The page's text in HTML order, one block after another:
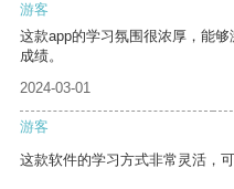
游客
这款app的学习氛围很浓厚，能
成绩。
2024-03-01
游客
这款软件的学习方式非常灵活，